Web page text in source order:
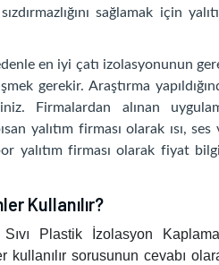
sağlamak için
en iyi çatı izolasyonunun
gerekir. Araştırma
Firmalardan alınan
yalıtım firması olarak ısı, ses
yalıtım firması olarak fiyat
Kullanılır?
Plastik İzolasyon
kullanılır sorusunun cevabı